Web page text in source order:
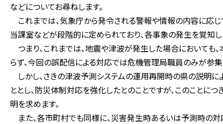
などについてお尋ねします。
これまでは、気象庁から発令される警報や情報の内容に応
当課室などが段階的に定められており、各事象の発生を覚知
つまり、これまでは、地震や津波が発生した場合において
らず、今回の誤配信による対応では危機管理局職員のみが参集
しかし、さきの津波予測システムの運用再開時の県の説明に
ととし、防災体制対応を強化したとのことですが、このことに
明を求めます。
また、各市町村でも同様に、災害発生時あるいは予測時の